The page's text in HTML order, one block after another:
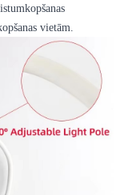
vietām.